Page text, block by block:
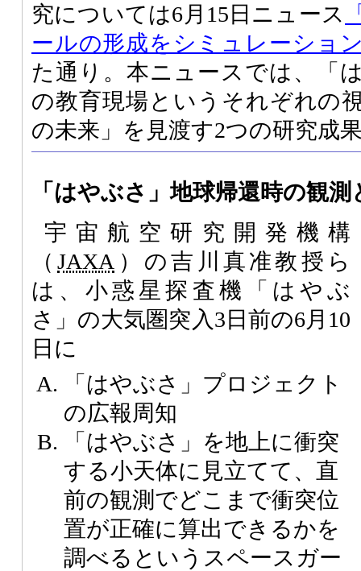
究については6月15日ニュース
ールの形成をシミュレーショ
た通り。本ニュースでは、「
の教育現場というそれぞれの
の未来」を見渡す2つの研究成
「はやぶさ」地球帰還時の観
宇宙航空研究開発機構
（JAXA ）の吉川真准教授ら
は、小惑星探査機「はやぶ
さ」の大気圏突入3日前の6月10
日に
「はやぶさ」プロジェクト
の広報周知
「はやぶさ」を地上に衝突
する小天体に見立てて、直
前の観測でどこまで衝突位
置が正確に算出できるかを
調べるというスペースガー